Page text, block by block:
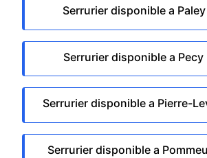
Serrurier disponible a
Serrurier disponible a Pecy
Serrurier disponible a Pierre-
Serrurier disponible a